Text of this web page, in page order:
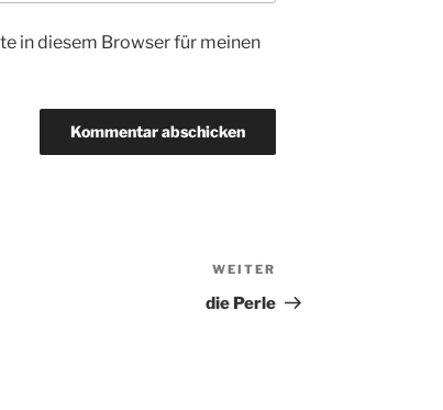
in diesem Browser für meinen
Beitrag
WEITER
die Perle